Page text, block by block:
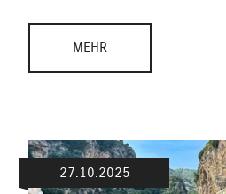
MEHR
27.10.2025